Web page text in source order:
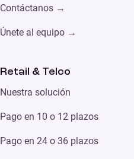
Contáctanos →
Únete al equipo →
Retail & Telco
Nuestra solución
Pago en 10 o 12 plazos
Pago en 24 o 36 plazos